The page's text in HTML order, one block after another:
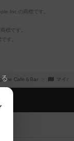
Inc.の商標です。
標です。
す。
Cafe＆Bar マイボ